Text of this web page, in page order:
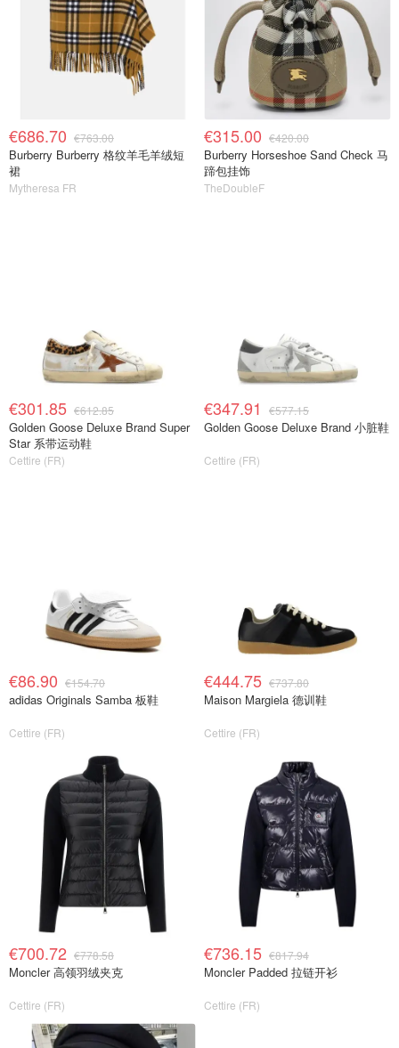
€686.70 €763.00
Burberry Burberry 格纹羊毛羊绒短
裙
Mytheresa FR
€315.00 €420.00
Burberry Horseshoe Sand Check 马
蹄包挂饰
TheDoubleF
€301.85 €612.85
Golden Goose Deluxe Brand Super
Star 系带运动鞋
Cettire (FR)
€347.91 €577.15
Golden Goose Deluxe Brand 小脏鞋
Cettire (FR)
€86.90 €154.70
adidas Originals Samba 板鞋
Cettire (FR)
€444.75 €737.80
Maison Margiela 德训鞋
Cettire (FR)
€700.72 €778.58
Moncler 高领羽绒夹克
Cettire (FR)
€736.15 €817.94
Moncler Padded 拉链开衫
Cettire (FR)